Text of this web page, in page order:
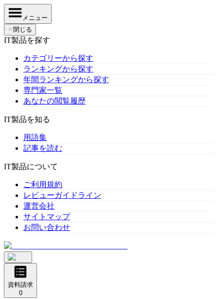
メニュー
✕ 閉じる
IT製品を探す
カテゴリーから探す
ランキングから探す
年間ランキングから探す
専門家一覧
あなたの閲覧履歴
IT製品を知る
用語集
記事を読む
IT製品について
ご利用規約
レビューガイドライン
運営会社
サイトマップ
お問い合わせ
資料請求
0